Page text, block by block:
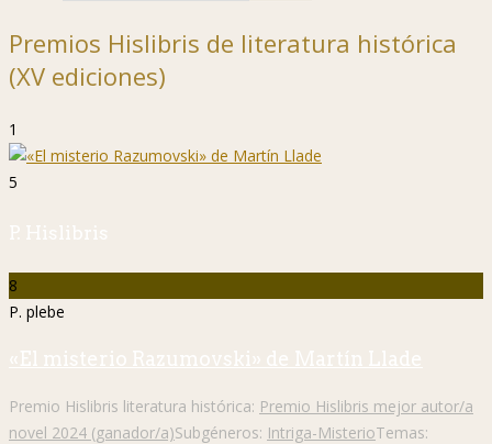
Premios Hislibris de literatura histórica
(XV ediciones)
1
5
P. Hislibris
8
P. plebe
«El misterio Razumovski» de Martín Llade
Premio Hislibris literatura histórica: Premio Hislibris mejor autor/a
novel 2024 (ganador/a)Subgéneros: Intriga-MisterioTemas: